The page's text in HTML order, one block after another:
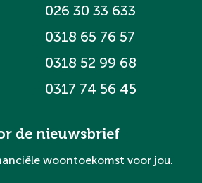
026 30 33 633
0318 65 76 57
0318 52 99 68
0317 74 56 45
de nieuwsbrief
woontoekomst voor jou.